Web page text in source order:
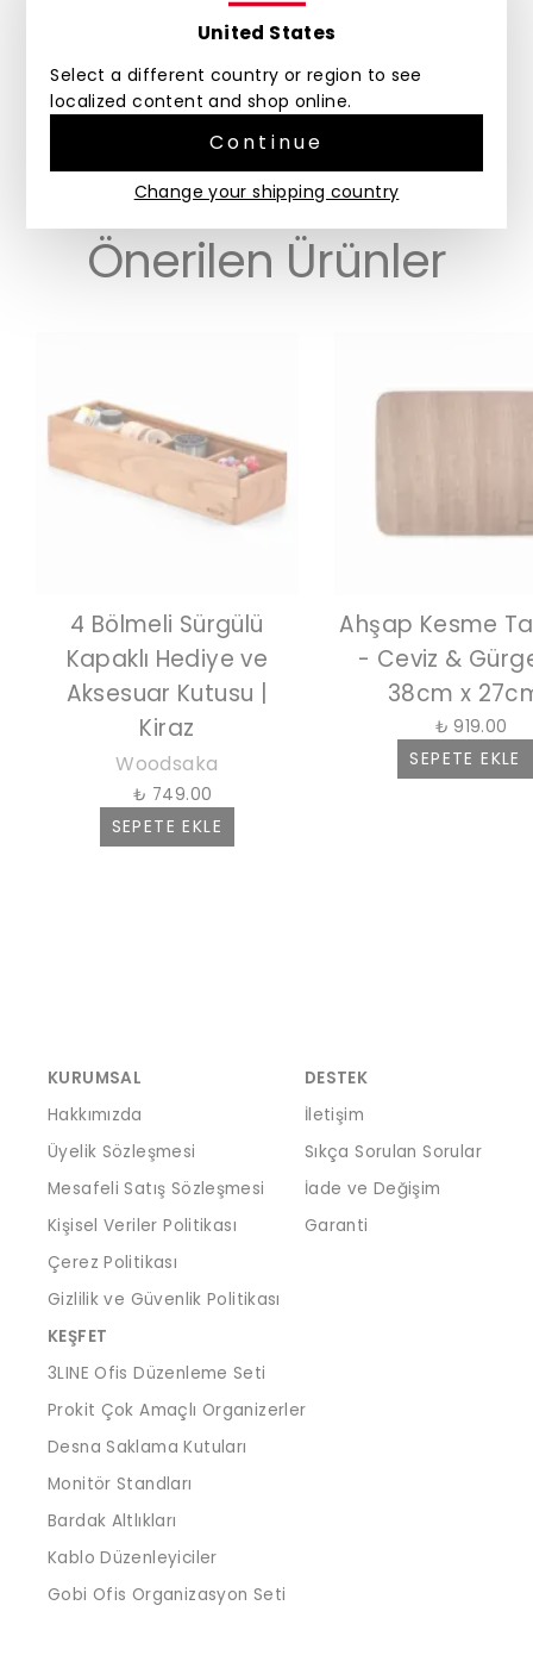
United States
Select a different country or region to see
localized content and shop online.
Continue
Change your shipping country
Malzeme Hakkında Bir Not
Bu ürün ceviz ahşabından üretilmiştir. Doğal
sahiptir. Ürünün renginde ve ölçülerinde küçük
farklılıklar görülebilir.
Önerilen Ürünler
4 Bölmeli Sürgülü
Kapaklı Hediye ve
Aksesuar Kutusu |
Kiraz
Woodsaka
₺ 749.00
SEPETE EKLE
Ahşap Kesme
- Ceviz &
38cm x
₺ 919.00
SEPETE EKLE
KURUMSAL
Hakkımızda
Üyelik Sözleşmesi
Mesafeli Satış Sözleşmesi
Kişisel Veriler Politikası
Çerez Politikası
Gizlilik ve Güvenlik Politikası
DESTEK
İletişim
Sıkça Sorulan Sorular
İade ve Değişim
Garanti
KEŞFET
3LINE Ofis Düzenleme Seti
Prokit Çok Amaçlı Organizerler
Desna Saklama Kutuları
Monitör Standları
Bardak Altlıkları
Kablo Düzenleyiciler
Gobi Ofis Organizasyon Seti